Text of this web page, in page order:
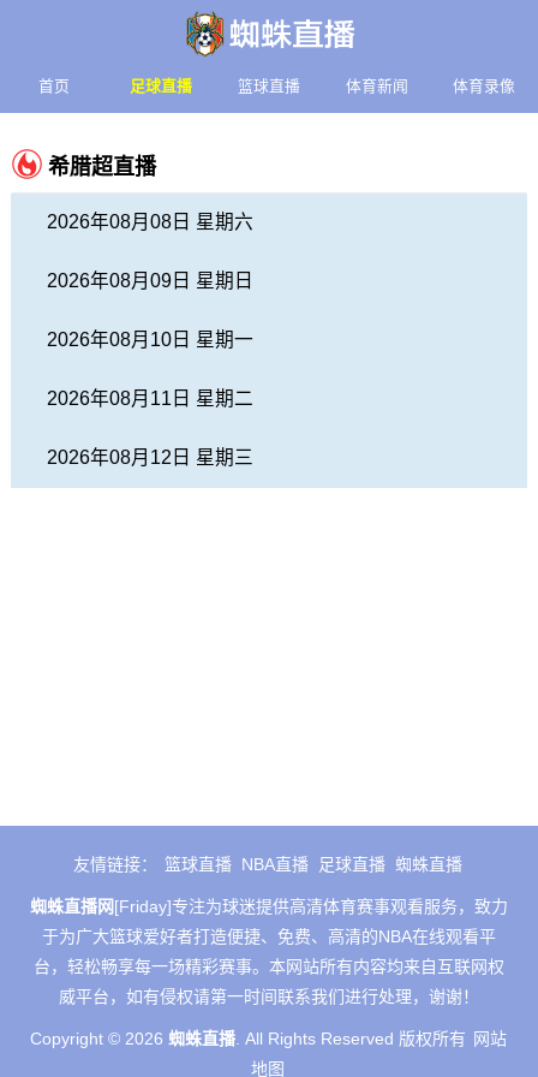
首页 足球直播 篮球直播 体育新闻 体育录像
希腊超直播
2026年08月08日 星期六
2026年08月09日 星期日
2026年08月10日 星期一
2026年08月11日 星期二
2026年08月12日 星期三
友情链接： 篮球直播 NBA直播 足球直播 蜘蛛直播
蜘蛛直播网[Friday]专注为球迷提供高清体育赛事观看服务，致力
于为广大篮球爱好者打造便捷、免费、高清的NBA在线观看平
台，轻松畅享每一场精彩赛事。本网站所有内容均来自互联网权
威平台，如有侵权请第一时间联系我们进行处理，谢谢！
Copyright © 2026 蜘蛛直播 . All Rights Reserved 版权所有 网站
地图